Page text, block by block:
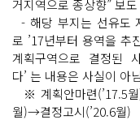
거지역으로 종상향” 보도
- 해당 부지는 선유도
로 ’17년부터 용역을 추
계획구역으로 결정된
다’ 는 내용은 사실이 아님
※ 계획안마련(’17.5
월)→결정고시(’20.6월)